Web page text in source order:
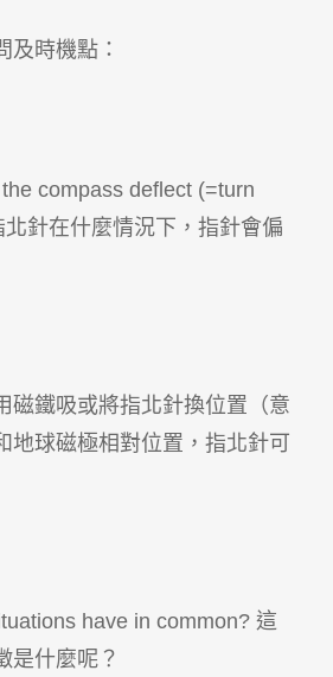
及時機點：
compass deflect (=turn
北針在什麼情況下，指針會偏
磁鐵吸或將指北針換位置（意
地球磁極相對位置，指北針可
have in common? 這
是什麼呢？